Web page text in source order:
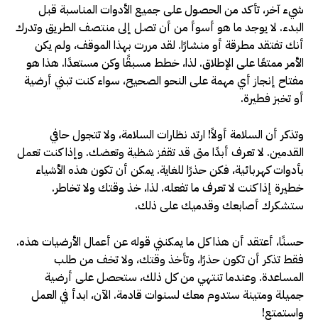
شيء آخر، تأكد من الحصول على جميع الأدوات المناسبة قبل
البدء. لا يوجد ما هو أسوأ من أن تصل إلى منتصف الطريق وتدرك
أنك تفتقد مطرقة أو منشارًا. لقد مررت بهذا الموقف، ولم يكن
الأمر ممتعًا على الإطلاق. لذا، خطط مسبقًا وكن مستعدًا. هذا هو
مفتاح إنجاز أي مهمة على النحو الصحيح، سواء كنت تبني أرضية
أو تخبز فطيرة.
وتذكر أن السلامة أولاً! ارتد نظارات السلامة، ولا تتجول حافي
القدمين. لا تعرف أبدًا متى قد تقفز شظية وتعضك. وإذا كنت تعمل
بأدوات كهربائية، فكن حذرًا للغاية. يمكن أن تكون هذه الأشياء
خطيرة إذا كنت لا تعرف ما تفعله. لذا، خذ وقتك ولا تخاطر.
ستشكرك أصابعك وقدميك على ذلك.
حسنًا، أعتقد أن هذا كل ما يمكنني قوله عن أعمال الأرضيات هذه.
فقط تذكر أن تكون حذرًا، وتأخذ وقتك، ولا تخف من طلب
المساعدة. وعندما تنتهي من كل ذلك، ستحصل على أرضية
جميلة ومتينة ستدوم معك لسنوات قادمة. الآن، ابدأ في العمل
واستمتع!